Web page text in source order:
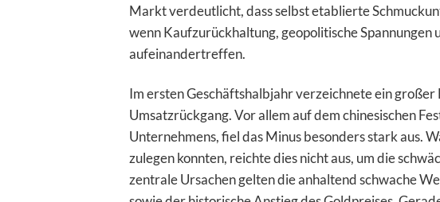
Markt verdeutlicht, dass selbst etablierte
wenn Kaufzurückhaltung, geopolitische Spannungen
aufeinandertreffen.
Im ersten Geschäftshalbjahr verzeichnete ein
Umsatzrückgang. Vor allem auf dem chinesischen
Unternehmens, fiel das Minus besonders stark aus.
zulegen konnten, reichte dies nicht aus, um die
zentrale Ursachen gelten die anhaltend schwache